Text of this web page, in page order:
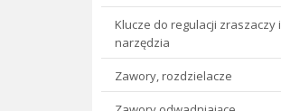
Klucze do regulacji zraszaczy i
narzędzia
Zawory, rozdzielacze